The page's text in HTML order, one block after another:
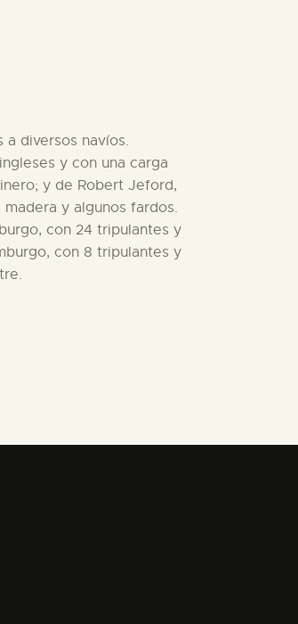
a diversos navíos.
y con una carga
y de Robert Jeford,
y algunos fardos.
con 24 tripulantes y
con 8 tripulantes y